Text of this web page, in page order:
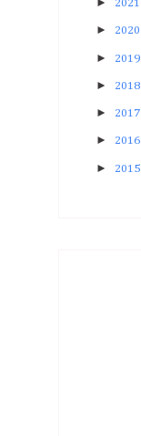
2021
► 2020
► 2019
► 2018
► 2017
► 2016
► 2015